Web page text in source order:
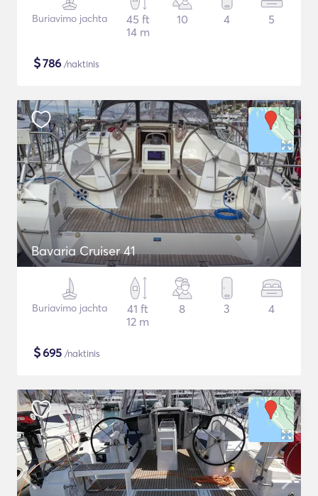
Buriavimo jachta
45 ft
14 m
10 4 5
$786 /naktinis
Bavaria Cruiser 41
Buriavimo jachta
41 ft
12 m
8 3 4
$695 /naktinis